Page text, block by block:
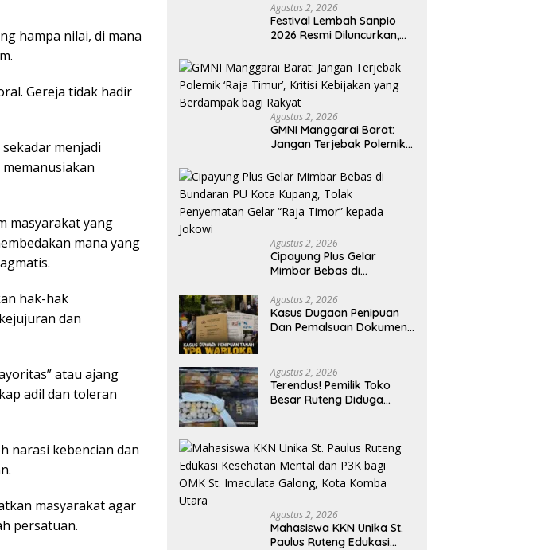
hampa nilai, di mana
Gereja tidak hadir
menjadi
masyarakat yang
mana yang
hak-hak
dan
atau ajang
adil dan toleran
narasi kebencian dan
masyarakat agar
persatuan.
Agustus 2, 2026
Festival Lembah Sanpio
2026 Resmi Diluncurkan,
Kucurkan Rp100 Juta
untuk Dukung Generasi
Berkarakter
Agustus 2, 2026
GMNI Manggarai Barat:
Jangan Terjebak Polemik
Kebijakan yang
Berdampak bagi Rakyat
Agustus 2, 2026
Cipayung Plus Gelar
Mimbar Bebas di
Kupang, Tolak
Penyematan Gelar “Raja
Timor” kepada Jokowi
Agustus 2, 2026
Kasus Dugaan Penipuan
Dan Pemalsuan Dokumen
Gelar Perkara,
Penyelidikan Polres
Manggarai Barat
Agustus 2, 2026
Terendus! Pemilik Toko
Besar Ruteng Diduga
Flores
Agustus 2, 2026
Mahasiswa KKN Unika St.
Paulus Ruteng Edukasi